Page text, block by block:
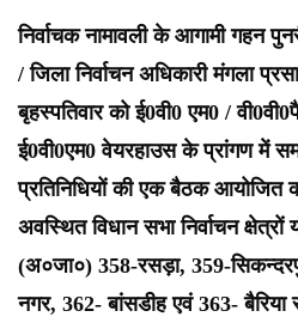
निर्वाचक नामावली के आगामी गहन
/ जिला निर्वाचन अधिकारी मंगला
बृहस्पतिवार को ई0वी0 एम0 /
ई0वी0एम0 वेयरहाउस के प्रांगण में
प्रतिनिधियों की एक बैठक
अवस्थित विधान सभा निर्वाचन
(अ०जा०) 358-रसड़ा, 359-
नगर, 362- बांसडीह एवं 363-